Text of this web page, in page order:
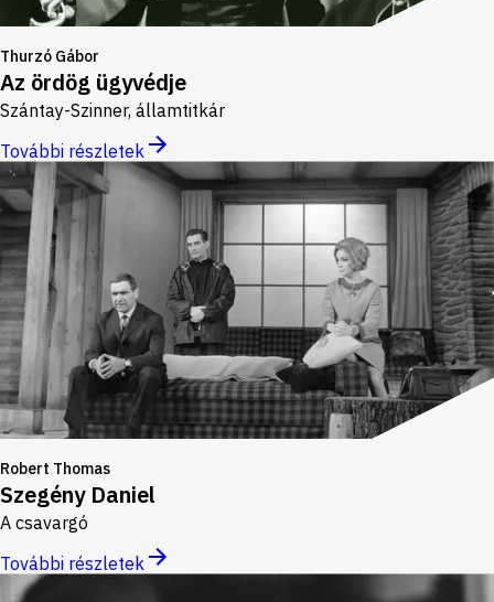
Thurzó Gábor
Az ördög ügyvédje
Szántay-Szinner, államtitkár
További részletek
Robert Thomas
Szegény Daniel
A csavargó
További részletek